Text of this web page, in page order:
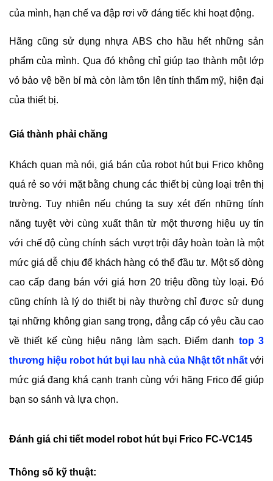
của mình, hạn chế va đập rơi vỡ đáng tiếc khi hoạt động.
Hãng cũng sử dụng nhựa ABS cho hầu hết những sản
phẩm của mình. Qua đó không chỉ giúp tạo thành một lớp
vỏ bảo vệ bền bỉ mà còn làm tôn lên tính thẩm mỹ, hiện đại
của thiết bị.
Giá thành phải chăng
Khách quan mà nói, giá bán của robot hút bụi Frico không
quá rẻ so với mặt bằng chung các thiết bị cùng loại trên thị
trường. Tuy nhiên nếu chúng ta suy xét đến những tính
năng tuyệt vời cùng xuất thân từ một thương hiệu uy tín
với chế độ cùng chính sách vượt trội đây hoàn toàn là một
mức giá dễ chịu để khách hàng có thể đầu tư. Một số dòng
cao cấp đang bán với giá hơn 20 triệu đồng tùy loại. Đó
cũng chính là lý do thiết bị này thường chỉ được sử dụng
tại những không gian sang trọng, đẳng cấp có yêu cầu cao
về thiết kế cùng hiệu năng làm sạch. Điểm danh top 3
thương hiệu robot hút bụi lau nhà của Nhật tốt nhất với
mức giá đang khá cạnh tranh cùng với hãng Frico để giúp
bạn so sánh và lựa chọn.
Đánh giá chi tiết model robot hút bụi Frico FC-VC145
Thông số kỹ thuật: